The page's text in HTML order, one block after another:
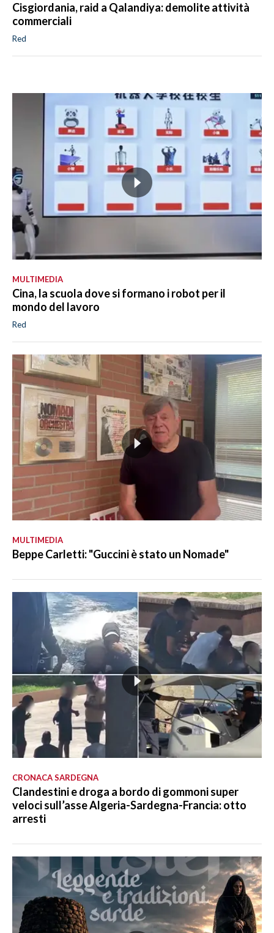
Cisgiordania, raid a Qalandiya: demolite attività
commerciali
Red
MULTIMEDIA
Cina, la scuola dove si formano i robot per il
mondo del lavoro
Red
MULTIMEDIA
Beppe Carletti: "Guccini è stato un Nomade"
CRONACA SARDEGNA
Clandestini e droga a bordo di gommoni super
veloci sull’asse Algeria-Sardegna-Francia: otto
arresti